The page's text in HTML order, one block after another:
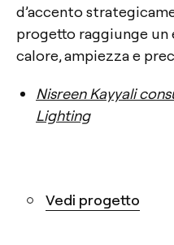
d’accento
progetto raggiunge
calore, ampiezza e
Nisreen Kayyali
Lighting
Vedi progetto